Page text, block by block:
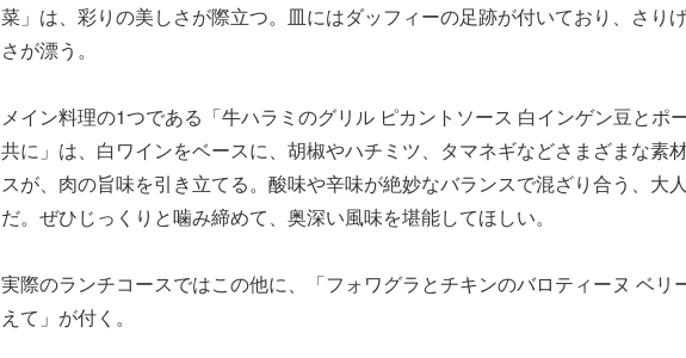
菜」は、彩りの美しさが際立つ。皿にはダッフィーの足跡が付いており、さり
さが漂う。
メイン料理の1つである「牛ハラミのグリル ピカントソース 白インゲン豆とポ
共に」は、白ワインをベースに、胡椒やハチミツ、タマネギなどさまざまな素
スが、肉の旨味を引き立てる。酸味や辛味が絶妙なバランスで混ざり合う、大
だ。ぜひじっくりと噛み締めて、奥深い風味を堪能してほしい。
実際のランチコースではこの他に、「フォワグラとチキンのバロティーヌ ベリ
えて」が付く。